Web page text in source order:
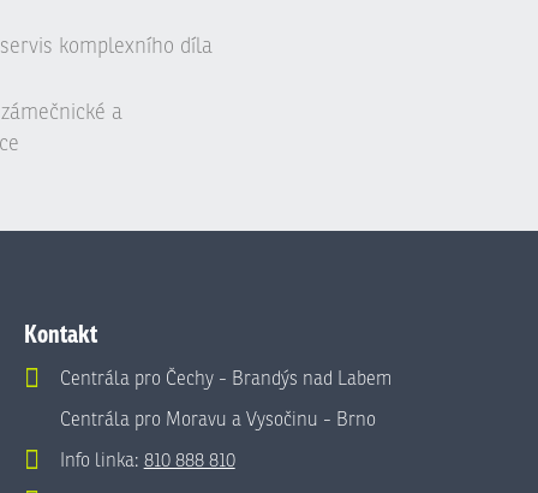
komplexního díla
a
Kontakt
Centrála pro Čechy - Brandýs nad Labem
Centrála pro Moravu a Vysočinu - Brno
Info linka: 810 888 810